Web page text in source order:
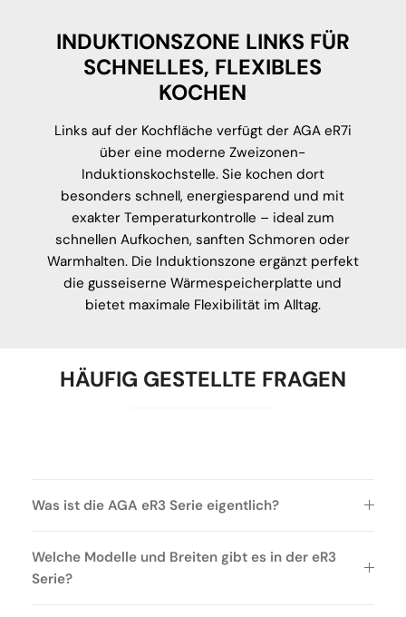
INDUKTIONSZONE LINKS FÜR
SCHNELLES, FLEXIBLES
KOCHEN
Links auf der Kochfläche verfügt der AGA eR7i
über eine moderne Zweizonen-
Induktionskochstelle. Sie kochen dort
besonders schnell, energiesparend und mit
exakter Temperaturkontrolle – ideal zum
schnellen Aufkochen, sanften Schmoren oder
Warmhalten. Die Induktionszone ergänzt perfekt
die gusseiserne Wärmespeicherplatte und
bietet maximale Flexibilität im Alltag.
HÄUFIG GESTELLTE FRAGEN
Was ist die AGA eR3 Serie eigentlich?
Welche Modelle und Breiten gibt es in der eR3
Serie?